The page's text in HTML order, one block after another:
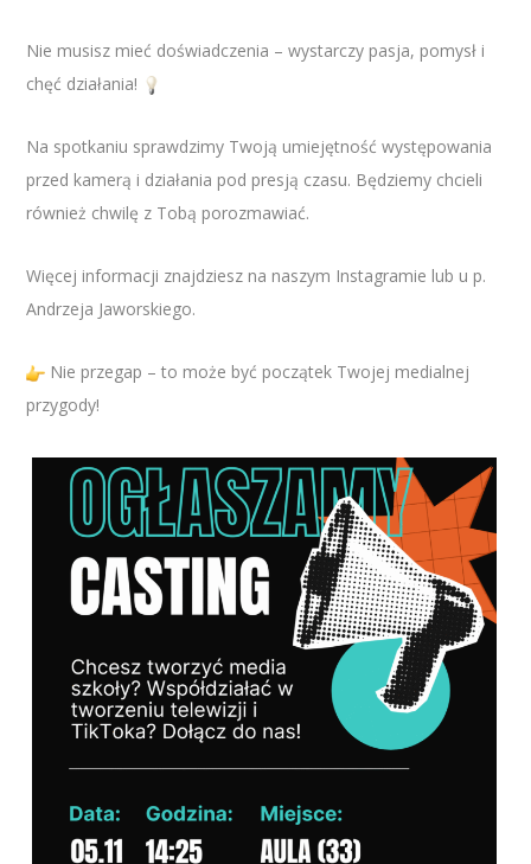
Nie musisz mieć doświadczenia – wystarczy pasja, pomysł i
chęć działania!
Na spotkaniu sprawdzimy Twoją umiejętność występowania
przed kamerą i działania pod presją czasu. Będziemy chcieli
również chwilę z Tobą porozmawiać.
Więcej informacji znajdziesz na naszym Instagramie lub u p.
Andrzeja Jaworskiego.
Nie przegap – to może być początek Twojej medialnej
przygody!